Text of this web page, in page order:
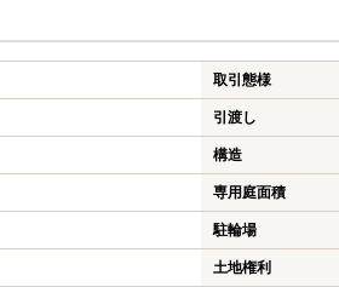
取引態様
引渡し
構造
専用庭面積
駐輪場
土地権利